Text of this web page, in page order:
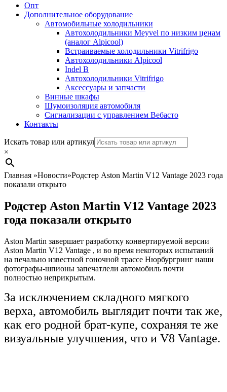
Опт
Дополнительное оборудование
Автомобильные холодильники
Автохолодильники Meyvel по низким ценам
(аналог Alpicool)
Встраиваемые холодильники Vitrifrigo
Автохолодильники Alpicool
Indel B
Автохолодильники Vitrifrigo
Аксессуары и запчасти
Винные шкафы
Шумоизоляция автомобиля
Сигнализации с управлением Вебасто
Контакты
Search
Искать товар или артикул
×
Главная »Новости»Родстер Aston Martin V12 Vantage 2023 года
показали открыто
Родстер Aston Martin V12 Vantage 2023
года показали открыто
Aston Martin завершает разработку конвертируемой версии
Aston Martin V12 Vantage , и во время некоторых испытаний
на печально известной гоночной трассе Нюрбургринг наши
фотографы-шпионы запечатлели автомобиль почти
полностью неприкрытым.
За исключением складного мягкого
верха, автомобиль выглядит почти так же,
как его родной брат-купе, сохраняя те же
визуальные улучшения, что и V8 Vantage.